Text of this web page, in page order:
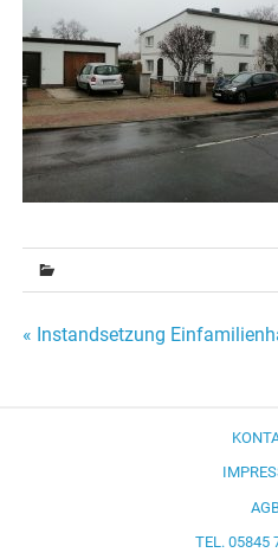
« Instandsetzung
TEL. 05845